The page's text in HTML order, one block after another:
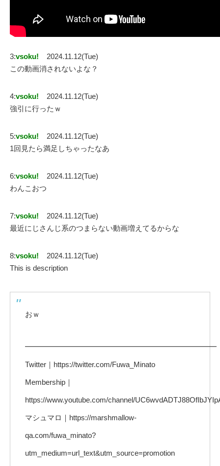
3:vsoku!
2024.11.12(Tue)
この動画消されないよな？
4:vsoku!
2024.11.12(Tue)
強引に行ったｗ
5:vsoku!
2024.11.12(Tue)
1回見たら満足しちゃったなあ
6:vsoku!
2024.11.12(Tue)
わんこおつ
7:vsoku!
2024.11.12(Tue)
最近にじさんじ系のつまらない動画増えてるからな
8:vsoku!
2024.11.12(Tue)
This is description
おｗ
━━━━━━━━━━━━━━━━━━━━━━━━━━
Twitter｜https://twitter.com/Fuwa_Minato
Membership｜
https://www.youtube.com/channel/
マシュマロ｜https://marshmallow-
qa.com/fuwa_minato?
utm_medium=url_text&utm_source=promotion